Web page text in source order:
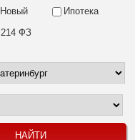
Новый
Ипотека
214 ФЗ